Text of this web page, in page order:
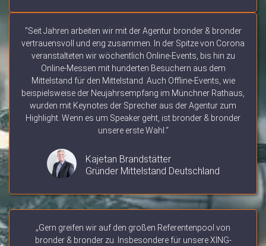
"Seit Jahren arbeiten wir mit der Agentur bronder & bronder
vertrauensvoll und eng zusammen. In der Spitze von Corona
veranstalteten wir wöchentlich Online-Events, bis hin zu
Online-Messen mit hunderten Besuchern aus dem
Mittelstand für den Mittelstand. Auch Offline-Events, wie
beispielsweise der Neujahrsempfang im Münchner Rathaus,
wurden mit Keynotes der Sprecher aus der Agentur zum
Highlight. Wenn es um Speaker geht, ist bronder & bronder
unsere erste Wahl.“
Kajetan Brandstätter
Gründer Mittelstand Deutschland
„Gern greifen wir auf den großen Referentenpool von
bronder & bronder zu. Insbesondere für unsere XING-